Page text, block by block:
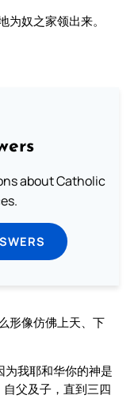
为奴之家领出来。
about Catholic
形像仿佛上天、下
我耶和华你的神是
父及子，直到三四